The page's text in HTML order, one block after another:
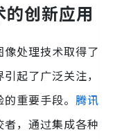
创新应用
处理技术取得了
起了广泛关注，
重要手段。 腾讯
，通过集成各种